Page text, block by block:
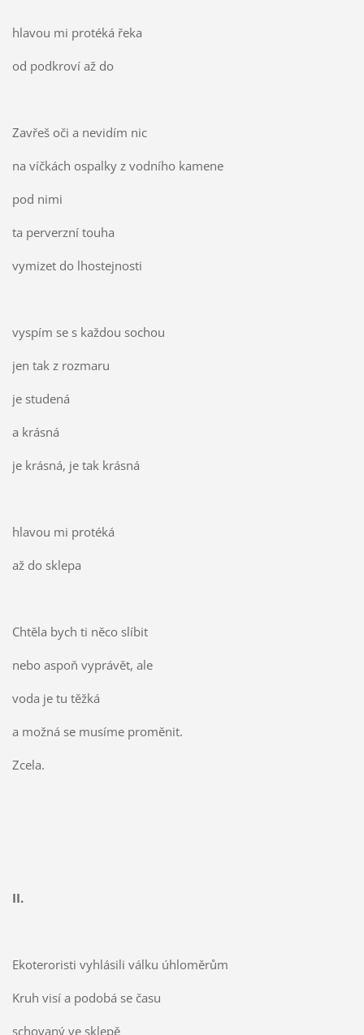
hlavou mi protéká řeka
od podkroví až do
Zavřeš oči a nevidím nic
na víčkách ospalky z vodního kamene
pod nimi
ta perverzní touha
vymizet do lhostejnosti
vyspím se s každou sochou
jen tak z rozmaru
je studená
a krásná
je krásná, je tak krásná
hlavou mi protéká
až do sklepa
Chtěla bych ti něco slíbit
nebo aspoň vyprávět, ale
voda je tu těžká
a možná se musíme proměnit.
Zcela.
II.
Ekoteroristi vyhlásili válku úhloměrům
Kruh visí a podobá se času
schovaný ve sklepě